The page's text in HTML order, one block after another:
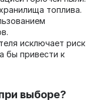
топлива.
исключает риск
бы привести к
выборе?